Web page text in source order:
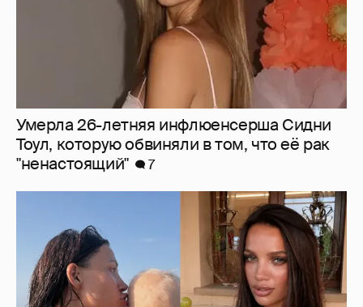
Экскурсия на винодельню и йога: жена
владельца "Эксмо" Инесса Шевчук
отдыхает с детьми в Италии
22